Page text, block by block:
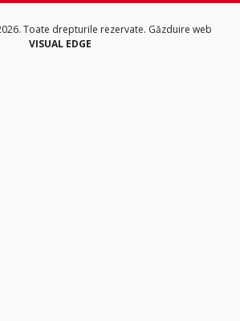
Toate drepturile rezervate. Găzduire web
VISUAL EDGE